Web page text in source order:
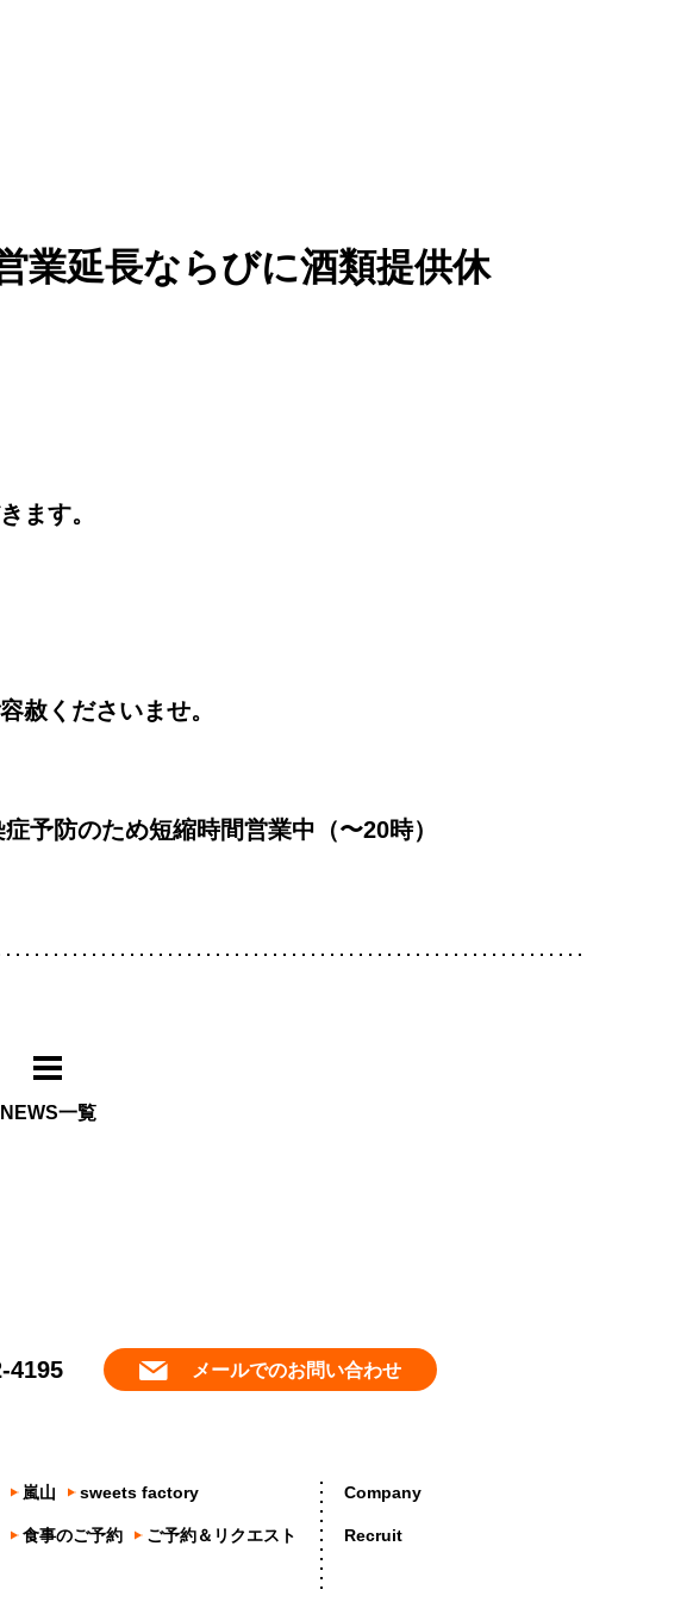
業延長ならびに酒類提供休
ます。
赦くださいませ。
予防のため短縮時間営業中（〜20時）
NEWS一覧
4195 メールでのお問い合わせ
嵐山 sweets factory
食事のご予約 ご予約＆リクエスト
Company
Recruit